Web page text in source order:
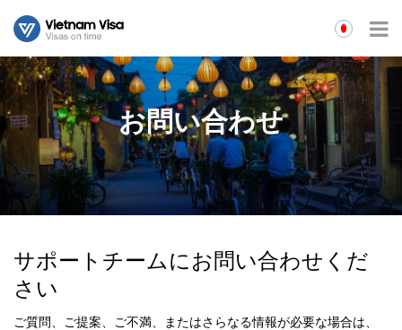
お問い合わせ
サポートチームにお問い合わせくだ
さい
ご質問、ご提案、ご不満、またはさらなる情報が必要な場合は、